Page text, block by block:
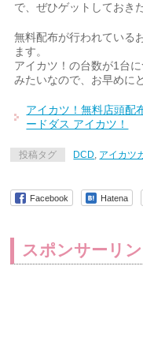
で、ぜひゲットしておき
無料配布が行われている
ます。
アイカツ！の台数が1台
みたいなので、お早めに
アイカツ！無料店頭配
ードダス アイカツ！
投稿タグ DCD, アイカツ
Facebook Hatena
スポンサーリ